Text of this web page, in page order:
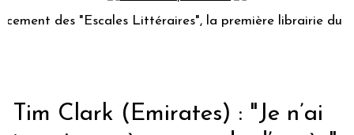
"Escales Littéraires", la première librairie du voyage
Tim Clark (Emirates) : "Je n’ai